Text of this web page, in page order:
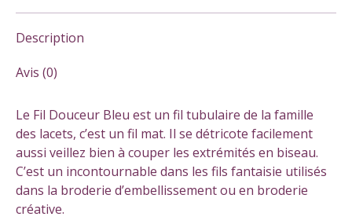
Description
Avis (0)
Le Fil Douceur Bleu est un fil tubulaire de la famille
des lacets, c’est un fil mat. Il se détricote facilement
aussi veillez bien à couper les extrémités en biseau.
C’est un incontournable dans les fils fantaisie utilisés
dans la broderie d’embellissement ou en broderie
créative.